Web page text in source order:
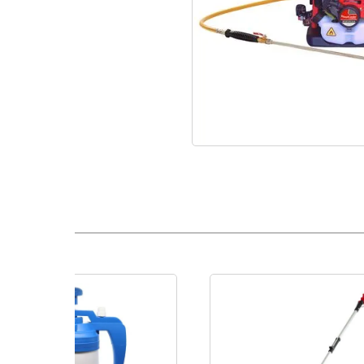
pistón de doble efecto y una capacidad máxima de
Tipo Fumigadora
Detalle
Las fumigadoras RoyalCondor® FML-900, son
eficiente, bomba de pistón de doble efecto y una
litros/minuto. A estas fumigadoras las prefiere el